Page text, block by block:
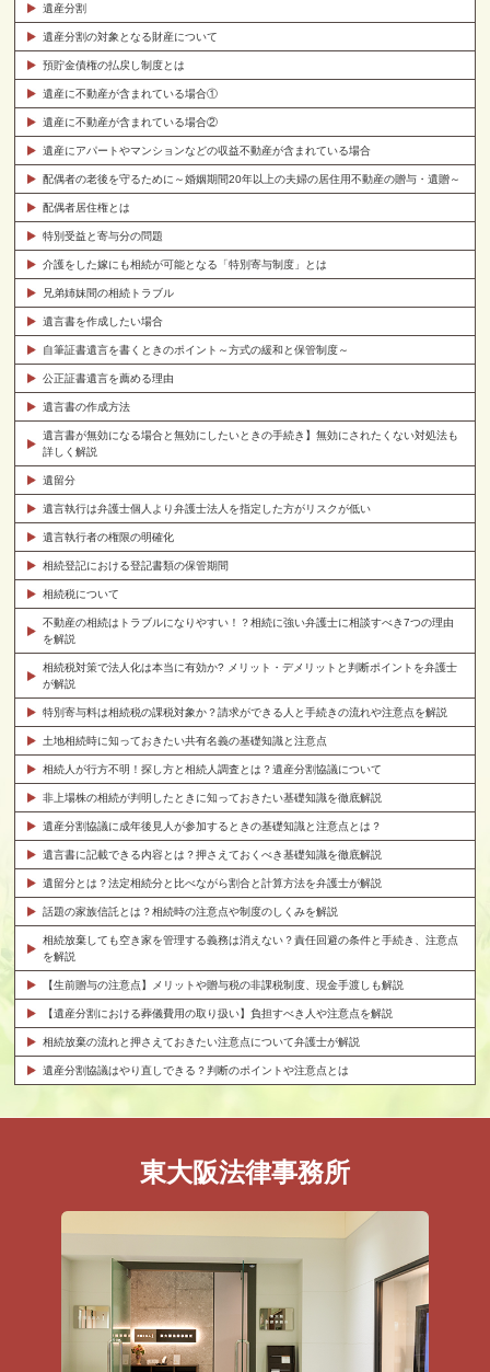
遺産分割
遺産分割の対象となる財産について
預貯金債権の払戻し制度とは
遺産に不動産が含まれている場合①
遺産に不動産が含まれている場合②
遺産にアパートやマンションなどの収益不動産が含まれている場合
配偶者の老後を守るために～婚姻期間20年以上の夫婦の居住用不動産の贈与・遺贈～
配偶者居住権とは
特別受益と寄与分の問題
介護をした嫁にも相続が可能となる「特別寄与制度」とは
兄弟姉妹間の相続トラブル
遺言書を作成したい場合
自筆証書遺言を書くときのポイント～方式の緩和と保管制度～
公正証書遺言を薦める理由
遺言書の作成方法
遺言書が無効になる場合と無効にしたいときの手続き】無効にされたくない対処法も
詳しく解説
遺留分
遺言執行は弁護士個人より弁護士法人を指定した方がリスクが低い
遺言執行者の権限の明確化
相続登記における登記書類の保管期間
相続税について
不動産の相続はトラブルになりやすい！？相続に強い弁護士に相談すべき7つの理由
を解説
相続税対策で法人化は本当に有効か? メリット・デメリットと判断ポイントを弁護士
が解説
特別寄与料は相続税の課税対象か？請求ができる人と手続きの流れや注意点を解説
土地相続時に知っておきたい共有名義の基礎知識と注意点
相続人が行方不明！探し方と相続人調査とは？遺産分割協議について
非上場株の相続が判明したときに知っておきたい基礎知識を徹底解説
遺産分割協議に成年後見人が参加するときの基礎知識と注意点とは？
遺言書に記載できる内容とは？押さえておくべき基礎知識を徹底解説
遺留分とは？法定相続分と比べながら割合と計算方法を弁護士が解説
話題の家族信託とは？相続時の注意点や制度のしくみを解説
相続放棄しても空き家を管理する義務は消えない？責任回避の条件と手続き、注意点
を解説
【生前贈与の注意点】メリットや贈与税の非課税制度、現金手渡しも解説
【遺産分割における葬儀費用の取り扱い】負担すべき人や注意点を解説
相続放棄の流れと押さえておきたい注意点について弁護士が解説
遺産分割協議はやり直しできる？判断のポイントや注意点とは
東大阪法律事務所